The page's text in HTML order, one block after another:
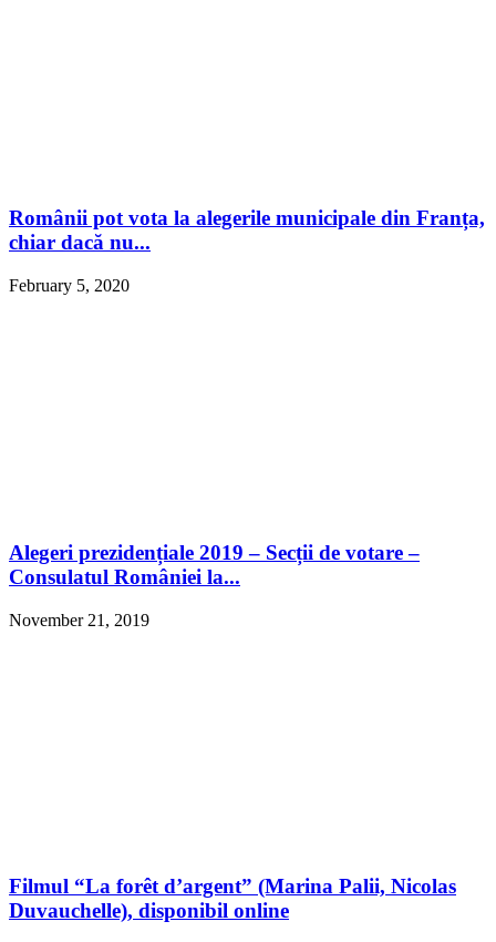
Românii pot vota la alegerile municipale din Franța,
chiar dacă nu...
February 5, 2020
Alegeri prezidențiale 2019 – Secții de votare –
Consulatul României la...
November 21, 2019
Filmul “La forêt d’argent” (Marina Palii, Nicolas
Duvauchelle), disponibil online